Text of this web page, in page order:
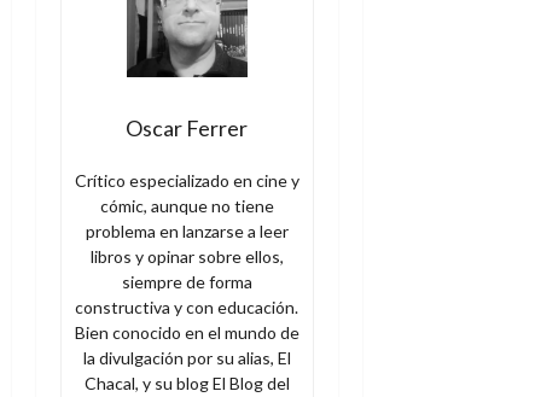
Oscar Ferrer
Crítico especializado en cine y
cómic, aunque no tiene
problema en lanzarse a leer
libros y opinar sobre ellos,
siempre de forma
constructiva y con educación.
Bien conocido en el mundo de
la divulgación por su alias, El
Chacal, y su blog El Blog del